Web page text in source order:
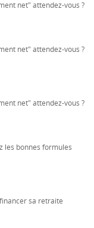
net" attendez-vous ?
net" attendez-vous ?
net" attendez-vous ?
les bonnes formules
sa retraite